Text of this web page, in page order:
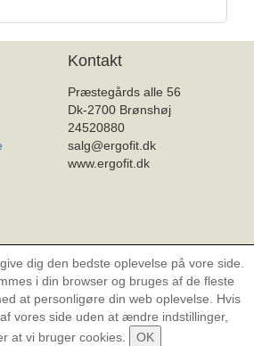
dig den bedste oplevelse på vore side.
i din browser og bruges af de fleste
at personligøre din web oplevelse. Hvis
vores side uden at ændre indstillinger,
at vi bruger cookies.
OK
Kontakt
Præstegårds alle 56
Dk-2700 Brønshøj
24520880
salg@ergofit.dk
www.ergofit.dk
Copyright © 2004-2026 Sissel.com